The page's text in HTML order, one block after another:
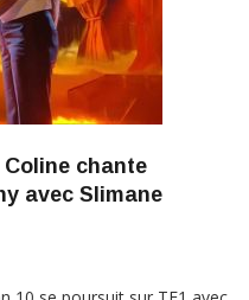
chante
avec Slimane